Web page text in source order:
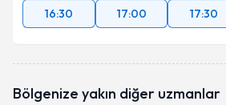
16:30
17:00 17:30
Bölgenize yakın diğer uzmanlar